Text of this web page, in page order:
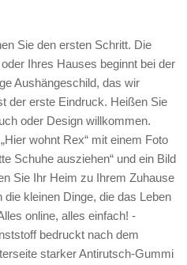
Sie den ersten Schritt. Die
Ihres Hauses beginnt bei der
Aushängeschild, das wir
der erste Eindruck. Heißen Sie
oder Design willkommen.
wohnt Rex“ mit einem Foto
Schuhe ausziehen“ und ein Bild
Sie Ihr Heim zu Ihrem Zuhause
kleinen Dinge, die das Leben
online, alles einfach! -
bedruckt nach dem
starker Antirutsch-Gummi